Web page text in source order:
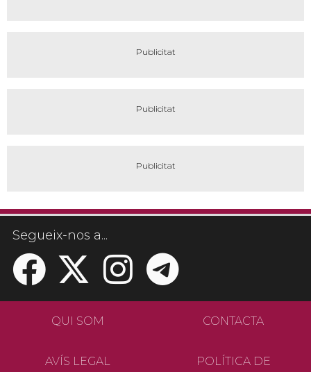
Segueix-nos a...
QUI SOM CONTACTA
AVÍS LEGAL
POLÍTICA DE